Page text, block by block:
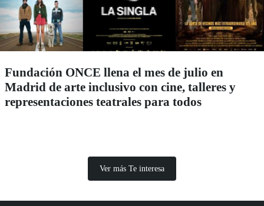
Fundación ONCE llena el mes de julio en
Madrid de arte inclusivo con cine, talleres y
representaciones teatrales para todos
Ver más Te interesa